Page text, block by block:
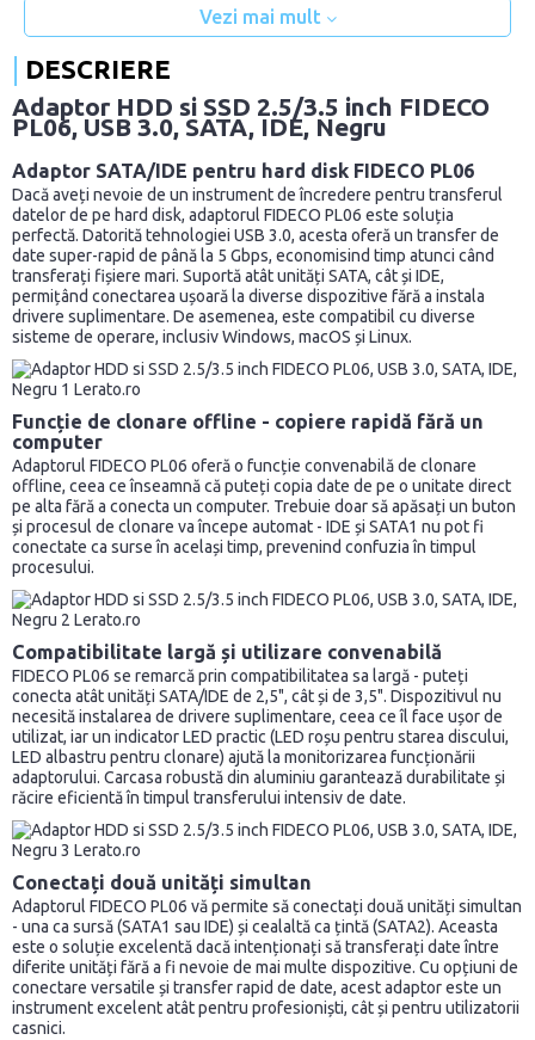
Vezi mai mult
DESCRIERE
Adaptor HDD si SSD 2.5/3.5 inch FIDECO
PL06, USB 3.0, SATA, IDE, Negru
Adaptor SATA/IDE pentru hard disk FIDECO PL06
Dacă aveți nevoie de un instrument de încredere pentru transferul
datelor de pe hard disk, adaptorul FIDECO PL06 este soluția
perfectă. Datorită tehnologiei USB 3.0, acesta oferă un transfer de
date super-rapid de până la 5 Gbps, economisind timp atunci când
transferați fișiere mari. Suportă atât unități SATA, cât și IDE,
permițând conectarea ușoară la diverse dispozitive fără a instala
drivere suplimentare. De asemenea, este compatibil cu diverse
sisteme de operare, inclusiv Windows, macOS și Linux.
Funcție de clonare offline - copiere rapidă fără un
computer
Adaptorul FIDECO PL06 oferă o funcție convenabilă de clonare
offline, ceea ce înseamnă că puteți copia date de pe o unitate direct
pe alta fără a conecta un computer. Trebuie doar să apăsați un buton
și procesul de clonare va începe automat - IDE și SATA1 nu pot fi
conectate ca surse în același timp, prevenind confuzia în timpul
procesului.
Compatibilitate largă și utilizare convenabilă
FIDECO PL06 se remarcă prin compatibilitatea sa largă - puteți
conecta atât unități SATA/IDE de 2,5", cât și de 3,5". Dispozitivul nu
necesită instalarea de drivere suplimentare, ceea ce îl face ușor de
utilizat, iar un indicator LED practic (LED roșu pentru starea discului,
LED albastru pentru clonare) ajută la monitorizarea funcționării
adaptorului. Carcasa robustă din aluminiu garantează durabilitate și
răcire eficientă în timpul transferului intensiv de date.
Conectați două unități simultan
Adaptorul FIDECO PL06 vă permite să conectați două unități simultan
- una ca sursă (SATA1 sau IDE) și cealaltă ca țintă (SATA2). Aceasta
este o soluție excelentă dacă intenționați să transferați date între
diferite unități fără a fi nevoie de mai multe dispozitive. Cu opțiuni de
conectare versatile și transfer rapid de date, acest adaptor este un
instrument excelent atât pentru profesioniști, cât și pentru utilizatorii
casnici.